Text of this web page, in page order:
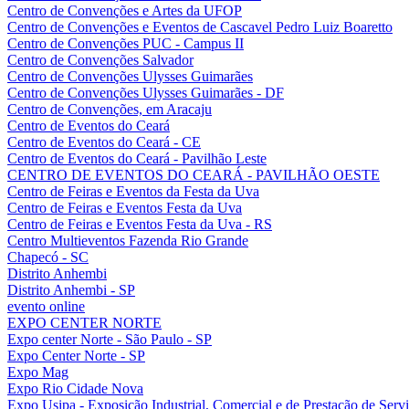
Centro de Convenções e Artes da UFOP
Centro de Convenções e Eventos de Cascavel Pedro Luiz Boaretto
Centro de Convenções PUC - Campus II
Centro de Convenções Salvador
Centro de Convenções Ulysses Guimarães
Centro de Convenções Ulysses Guimarães - DF
Centro de Convenções, em Aracaju
Centro de Eventos do Ceará
Centro de Eventos do Ceará - CE
Centro de Eventos do Ceará - Pavilhão Leste
CENTRO DE EVENTOS DO CEARÁ - PAVILHÃO OESTE
Centro de Feiras e Eventos da Festa da Uva
Centro de Feiras e Eventos Festa da Uva
Centro de Feiras e Eventos Festa da Uva - RS
Centro Multieventos Fazenda Rio Grande
Chapecó - SC
Distrito Anhembi
Distrito Anhembi - SP
evento online
EXPO CENTER NORTE
Expo center Norte - São Paulo - SP
Expo Center Norte - SP
Expo Mag
Expo Rio Cidade Nova
Expo Usipa - Exposição Industrial, Comercial e de Prestação de